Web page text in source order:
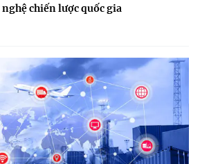
chiến lược quốc gia